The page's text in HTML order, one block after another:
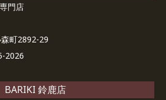
門店
町2892-29
2026
BARIKI 鈴鹿店